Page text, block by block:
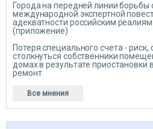
Города на передней линии борьбы
международной экспертной
адекватности российским
(приложение)
Потеря специального счета - риск,
столкнуться собственники
домах в результате приостановки
ремонт
Все мнения